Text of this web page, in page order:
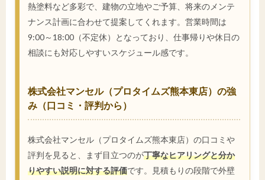
熱塗料など多彩で、建物の立地やご予算、将来のメンテ
ナンス計画に合わせて提案してくれます。営業時間は
9:00～18:00（不定休）となっており、仕事帰りや休日の
相談にも対応しやすいスケジュール感です。
株式会社マンセル（プロタイムズ熊本東店）の強
み（口コミ・評判から）
株式会社マンセル（プロタイムズ熊本東店）の口コミや
評判を見ると、まず目立つのが丁寧なヒアリングと分か
りやすい説明に対する評価です。見積もりの段階で外壁